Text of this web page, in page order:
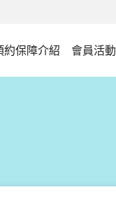
約保障介紹 會員活動